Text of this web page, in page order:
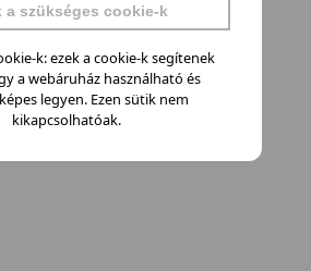
a szükséges cookie-k
k: ezek a cookie-k segítenek
a webáruház használható és
legyen. Ezen sütik nem
kikapcsolhatóak.